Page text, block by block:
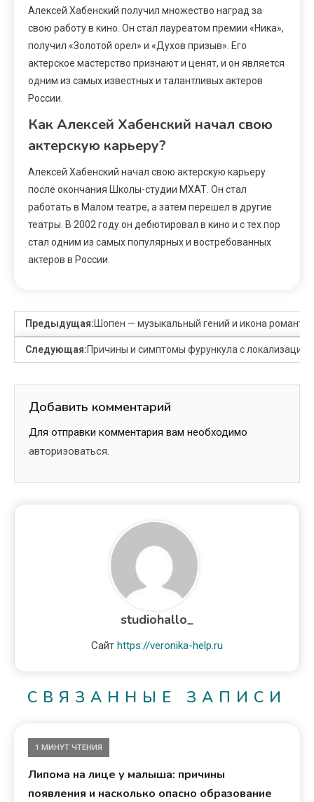
Алексей Хабенский получил множество наград за
свою работу в кино. Он стал лауреатом премии «Ника»,
получил «Золотой орел» и «Духов призыв». Его
актерское мастерство признают и ценят, и он является
одним из самых известных и талантливых актеров
России.
Как Алексей Хабенский начал свою
актерскую карьеру?
Алексей Хабенский начал свою актерскую карьеру
после окончания Школы-студии МХАТ. Он стал
работать в Малом театре, а затем перешел в другие
театры. В 2002 году он дебютировал в кино и с тех пор
стал одним из самых популярных и востребованных
актеров в России.
Предыдущая:Шопен — музыкальный гений и икона
Следующая:Причины и симптомы фурункула с
Добавить комментарий
Для отправки комментария вам необходимо
авторизоваться.
studiohallo_
Сайт https://veronika-help.ru
СВЯЗАННЫЕ ЗАПИСИ
1 МИНУТ ЧТЕНИЯ
Липома на лице у малыша: причины
появления и насколько опасно образование